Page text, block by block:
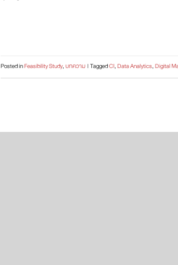
Posted inFeasibility Study,บทความ|TaggedCI,Data Analytics,Digital